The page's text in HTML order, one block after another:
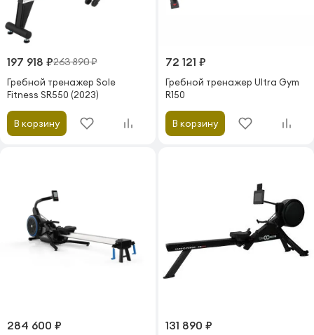
197 918 ₽263 890 ₽
Гребной тренажер Sole
Fitness SR550 (2023)
В корзину
72 121 ₽
Гребной тренажер Ultra Gym
R150
В корзину
284 600 ₽ 131 890 ₽